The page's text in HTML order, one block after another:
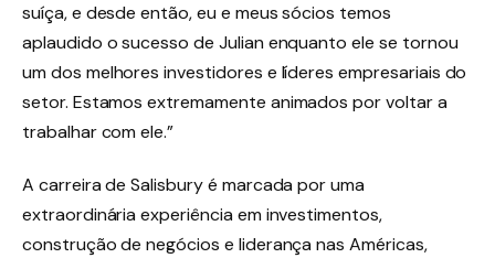
suíça, e desde então, eu e meus sócios temos
aplaudido o sucesso de Julian enquanto ele se tornou
um dos melhores investidores e líderes empresariais do
setor. Estamos extremamente animados por voltar a
trabalhar com ele.”
A carreira de Salisbury é marcada por uma
extraordinária experiência em investimentos,
construção de negócios e liderança nas Américas,